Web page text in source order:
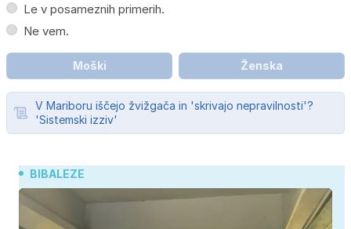
Le v posameznih primerih.
Ne vem.
Moški Ženska
V Mariboru iščejo žvižgača in 'skrivajo nepravilnosti'?
'Sistemski izziv'
BIBALEZE